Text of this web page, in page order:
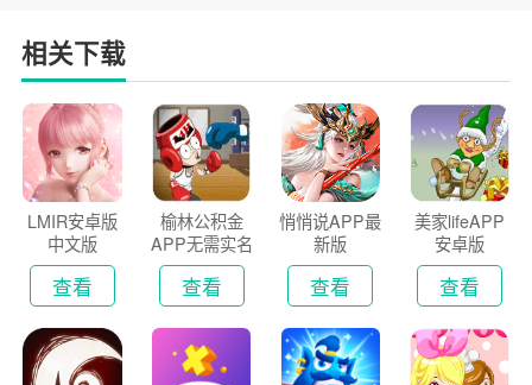
相关下载
LMIR安卓版
中文版
查看
榆林公积金
APP无需实名
认证版
查看
悄悄说APP最
新版
查看
美家lifeAPP
安卓版
查看